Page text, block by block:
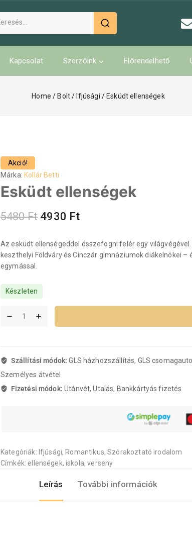
Kapcsolat Szerzőink Előrendelhető
Home / Bolt/ Ifjúsági / Esküdt ellenségek
Akció!
Márka: Kollár Betti
Esküdt ellenségek
5480Ft 4930 Ft
Az esküdt ellenségeddel összefogni felér egy
keszthelyi Földváry és Cinczár gimnáziumok diákelnökei
egymással.
Készleten
Szállítási módok:GLS házhozszállítás, GLS
Személyes átvétel
Fizetési módok:Utánvét, Utalás, Bankkártyás fizetés
Kategóriák: Ifjúsági, Romantikus,Szórakoztató irodalom
Címkék: ellenségek,iskola,verseny
Leírás További információk